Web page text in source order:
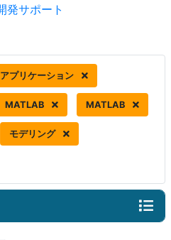
発サポート
アプリケーション
MATLAB MATLAB
モデリング